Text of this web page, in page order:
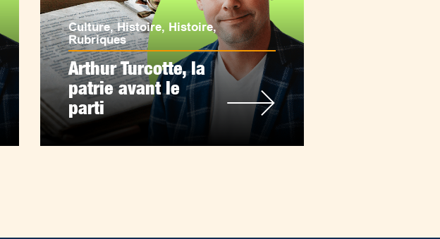
Culture,Histoire, Histoire,
Rubriques
Arthur Turcotte, la
patrie avant le
parti